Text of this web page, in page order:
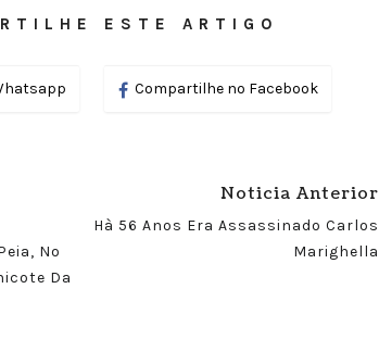
ESTE ARTIGO
Compartilhe no Facebook
No
Da
Noticia Anterior
Hà 56 Anos Era Assassinado Carlos
Marighella